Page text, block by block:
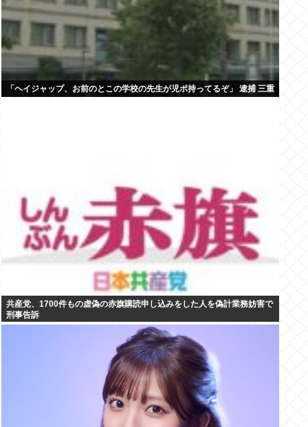
「ヘイジャップ、お前のとこの学校の先生が児ポ持ってるぞ」 逮捕 三重
共産党、1700件もの虚偽の赤旗購読申し込みをした人を偽計業務妨害で
刑事告訴